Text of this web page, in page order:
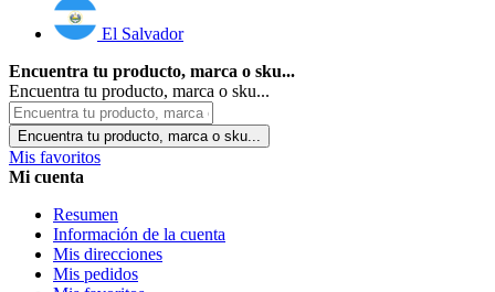
El Salvador
Encuentra tu producto, marca o sku...
Encuentra tu producto, marca o sku...
Encuentra tu producto, marca o sku...
Mis favoritos
Mi cuenta
Resumen
Información de la cuenta
Mis direcciones
Mis pedidos